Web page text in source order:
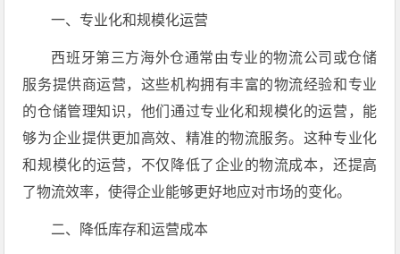
一、专业化和规模化运营
西班牙第三方海外仓通常由专业的物流公司或仓储
服务提供商运营，这些机构拥有丰富的物流经验和专业
的仓储管理知识，他们通过专业化和规模化的运营，能
够为企业提供更加高效、精准的物流服务。这种专业化
和规模化的运营，不仅降低了企业的物流成本，还提高
了物流效率，使得企业能够更好地应对市场的变化。
二、降低库存和运营成本